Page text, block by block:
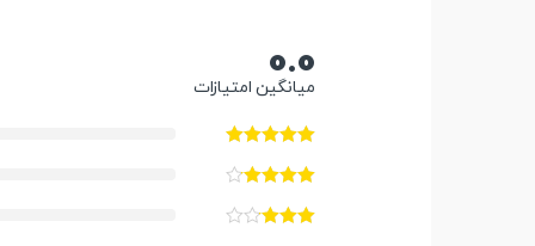
0.0
میانگین امتیازات